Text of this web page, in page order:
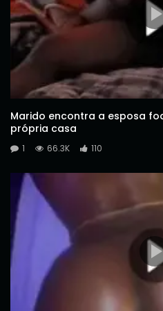
Marido encontra a esposa
própria casa
1 66.3K 110